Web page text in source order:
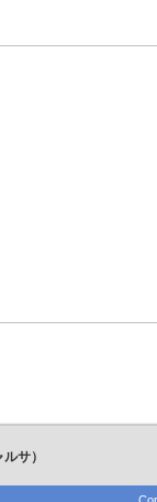
サ）